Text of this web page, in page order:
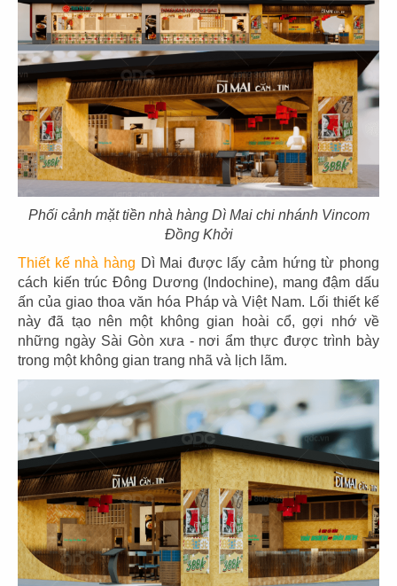
Phối cảnh mặt tiền nhà hàng Dì Mai chi nhánh Vincom
Đồng Khởi
Thiết kế nhà hàng Dì Mai được lấy cảm hứng từ phong
cách kiến trúc Đông Dương (Indochine), mang đậm dấu
ấn của giao thoa văn hóa Pháp và Việt Nam. Lối thiết kế
này đã tạo nên một không gian hoài cổ, gợi nhớ về
những ngày Sài Gòn xưa - nơi ẩm thực được trình bày
trong một không gian trang nhã và lịch lãm.
11
KOI THÉ
CN Biên Hòa
12
KOI CAFÉ
CN Nguyễn Đức Cảnh
13
KOI THÉ
CN Nguyễn Gia Trí
14
KOI CAFÉ
CN Q.3
15
AMERICANO
COFFEE
CN Gò Vấp
16
DAO NIU GUO
CN Nguyễn Tri Phương